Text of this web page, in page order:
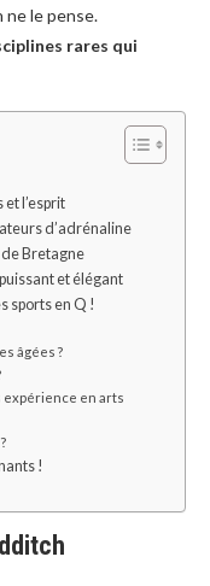
ne le pense.
rares qui
l’esprit
d’adrénaline
de Bretagne
et élégant
sports en Q !
âgées ?
expérience en arts
!